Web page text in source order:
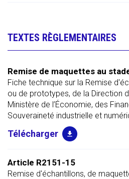
TEXTES RÈGLEMENTAIRES
Remise de maquettes au
Fiche technique sur la Remise
ou de prototypes, de la Direction
Ministère de l’Économie, des
Souveraineté industrielle et
Article R2151-15
Remise d'échantillons, de